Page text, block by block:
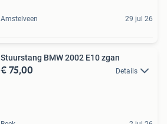
Amstelveen 29 jul 26
Stuurstang BMW 2002 E10 zgan
€ 75,00 Details